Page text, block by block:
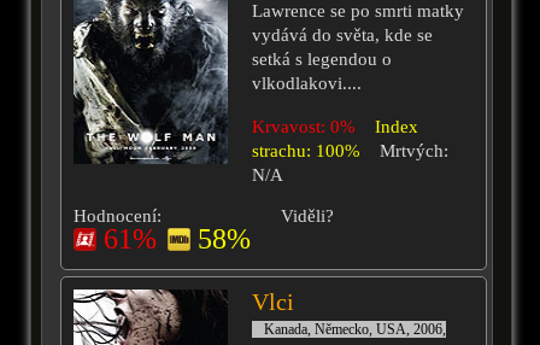
Lawrence se po smrti matky
vydává do světa, kde se
setká s legendou o
vlkodlakovi....
Krvavost: 0%
Index
strachu: 100%
Mrtvých:
N/A
Hodnocení:
61% 58%
Viděli?
Vlci
Kanada, Německo, USA, 2006,